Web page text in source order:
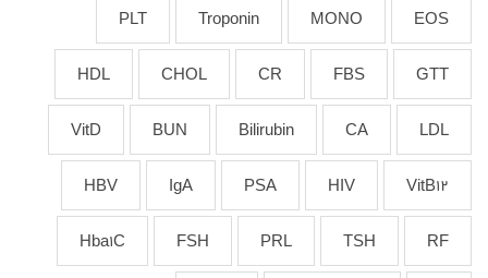
EOS
MONO
Troponin
PLT
GTT
FBS
CR
CHOL
HDL
LDL
CA
Bilirubin
BUN
VitD
VitB12
HIV
PSA
IgA
HBV
RF
TSH
PRL
FSH
Hba1C